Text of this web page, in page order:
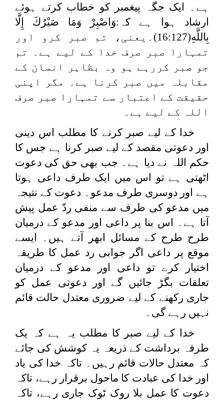
ہے۔ ایک جگہ پیغمبر کو خطاب کرتے ہوئے
ارشاد ہوا ہے کہ:وَاصْبِرْ وَمَا صَبْرُكَ إِلَّا
بِاللَّهِ
(16:127)۔یعنی، تم صبر کرو اور
تمہارا صبر صرف خدا کے لیے ہے۔ تم
جو صبر کررہے ہو وہ بظاہر انسان کے
مقابلہ میں صبر کرنا ہے۔ مگر اپنی
حقیقت کے اعتبار سے تمہارا صبر صرف
اللہ کے لیے ہے۔
خدا کے لیے صبر کرنے کا مطلب اس دینی
اور دعوتی مقصد کے لیے صبر کرنا ہے جس کا
حکم اللہ نے دیا ہے۔ جب بھی حق کی دعوت
اٹھتی ہے تو اس میں ایک طرف داعی ہوتا
ہے اور دوسری طرف مدعو۔ دعوت کے نتیجہ
میں مدعو کی طرف سے منفی ردّ عمل پیش
آتا ہے۔ اس بنا پر داعی اور مدعو کے درمیان
طرح طرح کے مسائل ابھر آتے ہیں۔ ایسے
موقع پر داعی اگر جوابی رد عمل کا طریقہ
اختیار کرے تو داعی اور مدعو کے درمیان
تعلقات بگڑ جائیں گے اور دعوتی عمل کو
جاری رکھنے کے لیے ضروری معتدل حالت قائم
نہیں رہے گی۔
خدا کے لیے صبر کا مطلب یہ ہے کہ یک
طرفہ برداشت کے ذریعہ یہ کوشش کی جائے
کہ معتدل حالات قائم رہیں۔ تاکہ خدا کی یاد
اور خدا کی عبادت کا ماحول برقرار رہے، تاکہ
دعوت کا عمل بلا روک ٹوک جاری رہے، تاکہ